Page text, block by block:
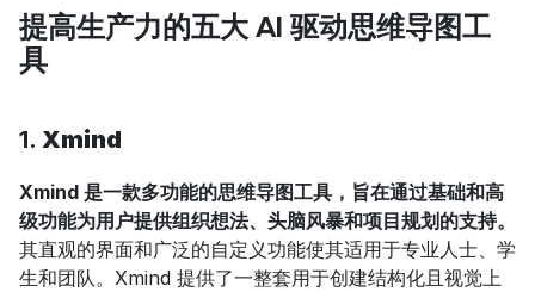
提高生产力的五大 AI 驱动思维导图工
具
1. Xmind
Xmind 是一款多功能的思维导图工具，旨在通过基础和高
级功能为用户提供组织想法、头脑风暴和项目规划的支持。
其直观的界面和广泛的自定义功能使其适用于专业人士、学
生和团队。Xmind 提供了一整套用于创建结构化且视觉上